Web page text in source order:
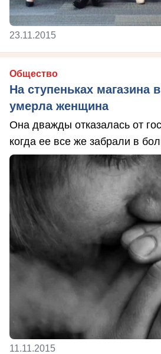
23.11.2015
Общество
На ступеньках магазина
умерла женщина
Она дважды отказалась от
когда ее все же забрали в
11.11.2015